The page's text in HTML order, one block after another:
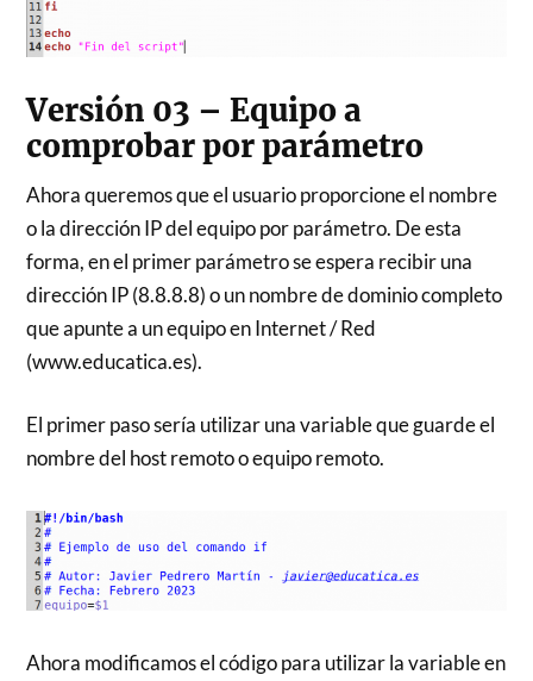
Versión 03 – Equipo a
comprobar por parámetro
Ahora queremos que el usuario proporcione el nombre
o la dirección IP del equipo por parámetro. De esta
forma, en el primer parámetro se espera recibir una
dirección IP (8.8.8.8) o un nombre de dominio completo
que apunte a un equipo en Internet / Red
(www.educatica.es).
El primer paso sería utilizar una variable que guarde el
nombre del host remoto o equipo remoto.
Ahora modificamos el código para utilizar la variable en